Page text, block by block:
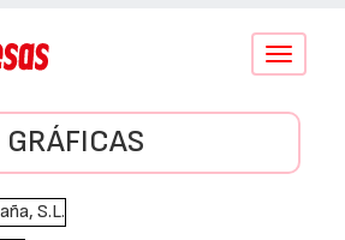
Conmutar
GRÁFICAS